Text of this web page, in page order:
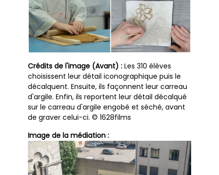
Crédits de l'image (Avant) : Les 310 élèves
choisissent leur détail iconographique puis le
décalquent. Ensuite, ils façonnent leur carreau
d'argile. Enfin, ils reportent leur détail décalqué
sur le carreau d'argile engobé et séché, avant
de graver celui-ci. © 1628films
Image de la médiation :